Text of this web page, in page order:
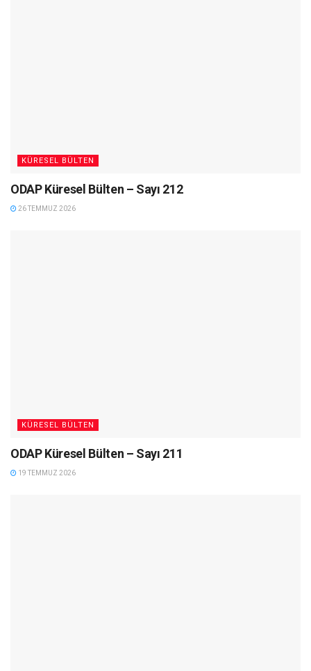
KÜRESEL BÜLTEN
ODAP Küresel Bülten – Sayı 212
26 TEMMUZ 2026
KÜRESEL BÜLTEN
ODAP Küresel Bülten – Sayı 211
19 TEMMUZ 2026